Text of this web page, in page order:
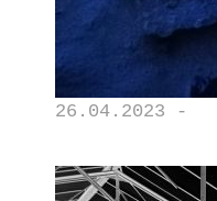
26.04.2023 -